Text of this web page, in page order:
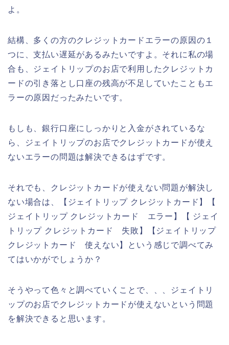
よ。
結構、多くの方のクレジットカードエラーの原因の１
つに、支払い遅延があるみたいですよ。それに私の場
合も、ジェイトリップのお店で利用したクレジットカ
ードの引き落とし口座の残高が不足していたこともエ
ラーの原因だったみたいです。
もしも、銀行口座にしっかりと入金がされているな
ら、ジェイトリップのお店でクレジットカードが使え
ないエラーの問題は解決できるはずです。
それでも、クレジットカードが使えない問題が解決し
ない場合は、【ジェイトリップ クレジットカード】【
ジェイトリップ クレジットカード エラー】【 ジェイ
トリップ クレジットカード 失敗】【ジェイトリップ
クレジットカード 使えない】という感じで調べてみ
てはいかがでしょうか？
そうやって色々と調べていくことで、、、ジェイトリ
ップのお店でクレジットカードが使えないという問題
を解決できると思います。